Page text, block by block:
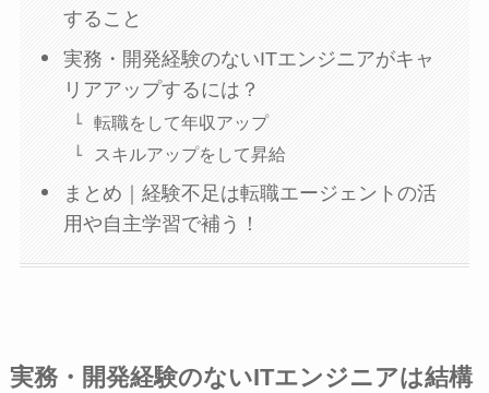
すること
実務・開発経験のないITエンジニアがキャ
リアアップするには？
転職をして年収アップ
スキルアップをして昇給
まとめ｜経験不足は転職エージェントの活
用や自主学習で補う！
実務・開発経験のないITエンジニアは結構